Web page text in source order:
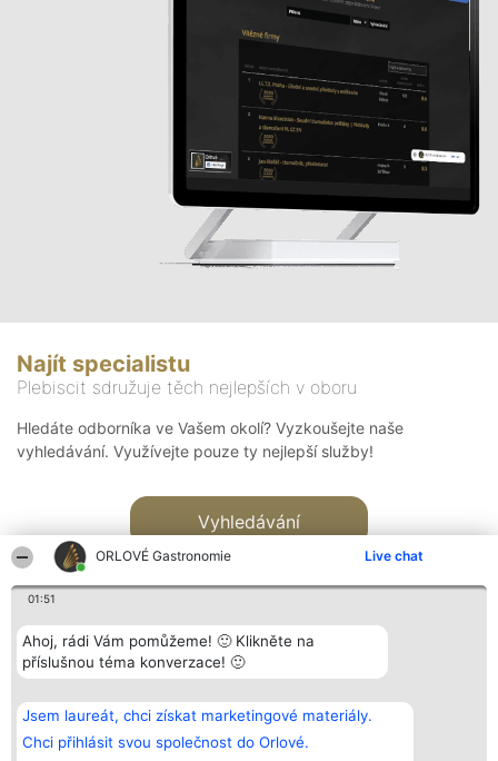
ORLOVÉ Gastronomie Live chat
01:51
Ahoj, rádi Vám pomůžeme! 🙂 Klikněte na
příslušnou téma konverzace! 🙂
Jsem laureát, chci získat marketingové materiály.
Chci přihlásit svou společnost do Orlové.
Najít specialistu
Plebiscit sdružuje těch nejlepších v oboru
Hledáte odborníka ve Vašem okolí? Vyzkoušejte naše
vyhledávání. Využívejte pouze ty nejlepší služby!
Vyhledávání
Bright Side Solutions sp. z o.
o. sp. k.
ul. Ruska 22
Wrocław 50-079
Vítězové
Seznam všech
laureátů
Zásady
Kontakt